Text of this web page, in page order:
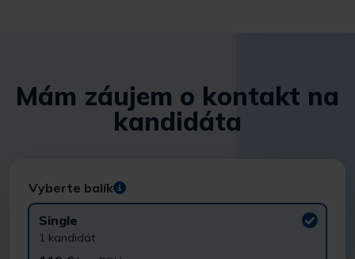
Mám záujem o kontakt na
kandidáta
Vyberte balík
Single
1 kandidát